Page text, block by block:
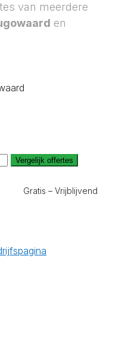
van meerdere
en
Vergelijk offertes
Gratis – Vrijblijvend